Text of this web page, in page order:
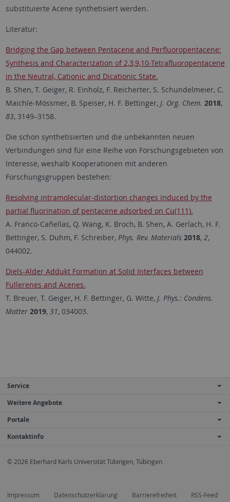
substituierte Acene synthetisiert werden.
Literatur:
Bridging the Gap between Pentacene and Perfluoropentacene:
Synthesis and Characterization of 2,3,9,10-Tetrafluoropentacene
in the Neutral, Cationic and Dicationic State.
B. Shen, T. Geiger, R. Einholz, F. Reicherter, S. Schundelmeier, C.
Maichle-Mössmer, B. Speiser, H. F. Bettinger, J. Org. Chem. 2018,
83, 3149–3158.
Die schon synthetisierten und die unbekannten neuen
Verbindungen sind für eine Reihe von Forschungsgebieten von
Interesse, weshalb Kooperationen mit anderen
Forschungsgruppen bestehen:
Resolving intramolecular-distortion changes induced by the
partial fluorination of pentacene adsorbed on Cu(111).
A. Franco-Cañellas, Q. Wang, K. Broch, B. Shen, A. Gerlach, H. F.
Bettinger, S. Duhm, F. Schreiber, Phys. Rev. Materials 2018, 2,
044002.
Diels-Alder Addukt Formation at Solid Interfaces between
Fullerenes and Acenes.
T. Breuer, T. Geiger, H. F. Bettinger, G. Witte, J. Phys.: Condens.
Matter 2019, 31, 034003.
Service
Weitere Angebote
Portale
Kontaktinfo
© 2026 Eberhard Karls Universität Tübingen, Tübingen
Impressum Datenschutzerklärung Barrierefreiheit RSS-Feed